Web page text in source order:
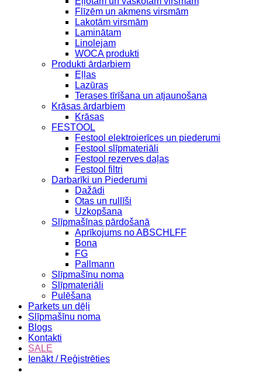
Flīzēm un akmens virsmām
Lakotām virsmām
Laminātam
Linolejam
WOCA produkti
Produkti ārdarbiem
Eļļas
Lazūras
Terases tīrīšana un atjaunošana
Krāsas ārdarbiem
Krāsas
FESTOOL
Festool elektroierīces un piederumi
Festool slīpmateriāli
Festool rezerves daļas
Festool filtri
Darbarīki un Piederumi
Dažādi
Otas un rullīši
Uzkopšana
Slīpmašīnas pārdošanā
Aprīkojums no ABSCHLFF
Bona
FG
Pallmann
Slīpmašīnu noma
Slīpmateriāli
Pulēšana
Parkets un dēļi
Slīpmašīnu noma
Blogs
Kontakti
SALE
Ienākt / Reģistrēties